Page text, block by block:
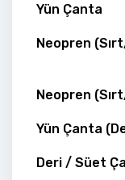
Yün Çanta
Neopren
Neopren
Yün Çanta
Deri / Süet